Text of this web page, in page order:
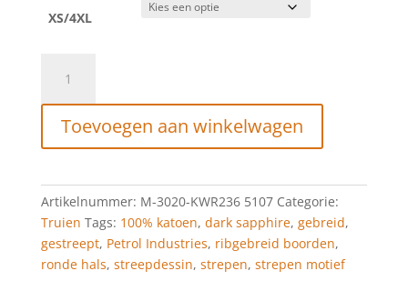
XS/4XL
Industries
Gebreide
trui
Dark
aantal
Toevoegen aan winkelwagen
Artikelnummer: M-3020-KWR236 5107 Categorie:
Truien Tags: 100% katoen, dark sapphire, gebreid,
gestreept, Petrol Industries, ribgebreid boorden,
ronde hals, streepdessin, strepen, strepen motief